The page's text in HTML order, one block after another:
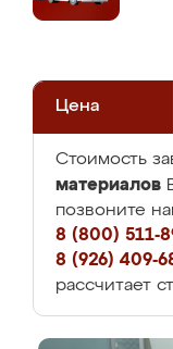
Цена
Стоимость
материалов
позвоните
8 (800) 511-
8 (926) 409-
рассчитает